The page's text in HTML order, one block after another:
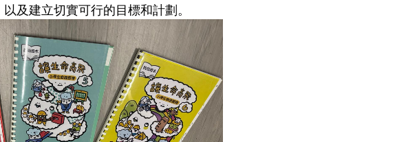
及建立切實可行的目標和計劃。